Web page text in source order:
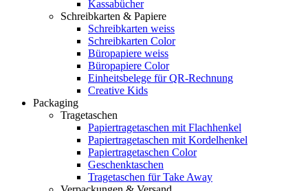
Kassabücher
Schreibkarten & Papiere
Schreibkarten weiss
Schreibkarten Color
Büropapiere weiss
Büropapiere Color
Einheitsbelege für QR-Rechnung
Creative Kids
Packaging
Tragetaschen
Papiertragetaschen mit Flachhenkel
Papiertragetaschen mit Kordelhenkel
Papiertragetaschen Color
Geschenktaschen
Tragetaschen für Take Away